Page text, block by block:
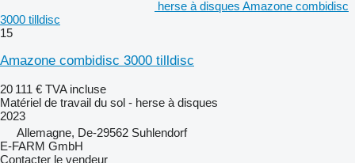
herse à disques Amazone combidisc
3000 tilldisc
15
Amazone combidisc 3000 tilldisc
20 111 € TVA incluse
Matériel de travail du sol - herse à disques
2023
Allemagne, De-29562 Suhlendorf
E-FARM GmbH
Contacter le vendeur